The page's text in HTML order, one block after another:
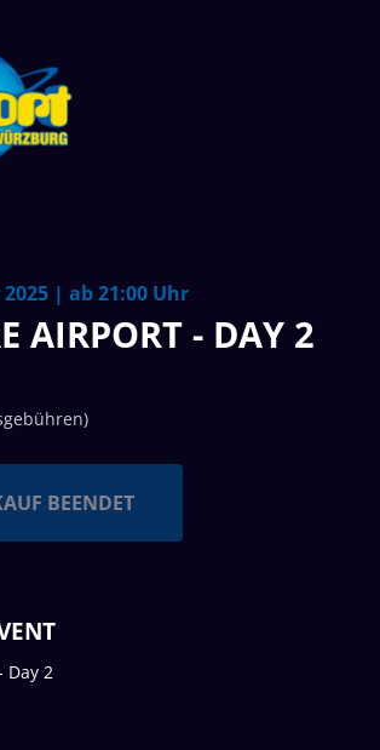
| ab 21:00 Uhr
AIRPORT - DAY 2
BEENDET
Day 2